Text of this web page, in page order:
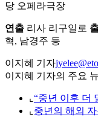
당 오페라극장
연출 리사 리구일로
혁, 남경주 등
이지혜 기자
이지혜 기자의 주요
⌞ “중년 이후 더
⌞ 중년의 해외